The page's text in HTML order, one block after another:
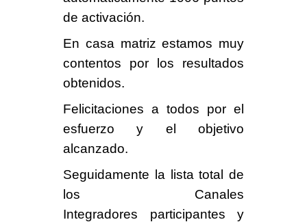
de activación.
En casa matrizestamos muy
contentos por los resultados
obtenidos.
Felicitaciones a todos por el
esfuerzo y el objetivo
alcanzado.
Seguidamente la lista total de
los Canales
Integradores participantes y